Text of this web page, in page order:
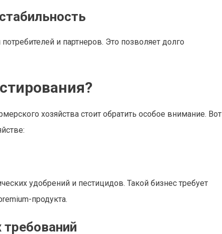
и партнеров. Это позволяет долго
хозяйства стоит обратить особое внимание. Вот
удобрений и пестицидов. Такой бизнес требует
продукта.